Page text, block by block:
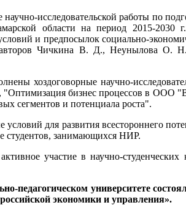
исследовательской работы по
области на период 2015-
и предпосылок социально-
авторов Чичкина В. Д., Неунылова О.
хоздоговорные научно-
бизнес процессов в ООО
сегментов и потенциала роста".
условий для развития всестороннего
студентов, занимающихся НИР.
участие в научно-студенческих
педагогическом университете
экономики и управления».